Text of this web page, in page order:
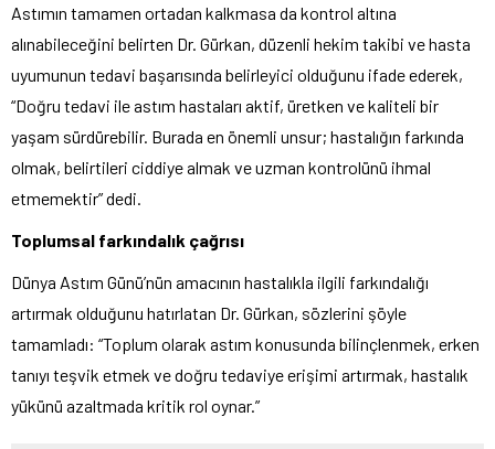
Astımın tamamen ortadan kalkmasa da kontrol altına
alınabileceğini belirten Dr. Gürkan, düzenli hekim takibi ve hasta
uyumunun tedavi başarısında belirleyici olduğunu ifade ederek,
“Doğru tedavi ile astım hastaları aktif, üretken ve kaliteli bir
yaşam sürdürebilir. Burada en önemli unsur; hastalığın farkında
olmak, belirtileri ciddiye almak ve uzman kontrolünü ihmal
etmemektir” dedi.
Toplumsal farkındalık çağrısı
Dünya Astım Günü’nün amacının hastalıkla ilgili farkındalığı
artırmak olduğunu hatırlatan Dr. Gürkan, sözlerini şöyle
tamamladı: “Toplum olarak astım konusunda bilinçlenmek, erken
tanıyı teşvik etmek ve doğru tedaviye erişimi artırmak, hastalık
yükünü azaltmada kritik rol oynar.”